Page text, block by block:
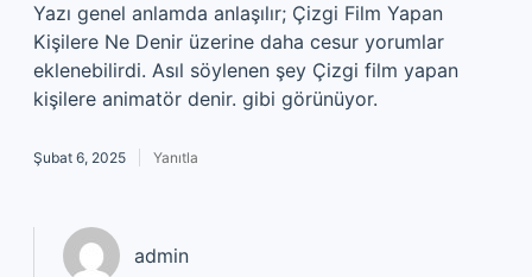
Yazı genel anlamda anlaşılır; Çizgi Film Yapan
Kişilere Ne Denir üzerine daha cesur yorumlar
eklenebilirdi. Asıl söylenen şey Çizgi film yapan
kişilere animatör denir. gibi görünüyor.
Şubat 6, 2025 Yanıtla
admin